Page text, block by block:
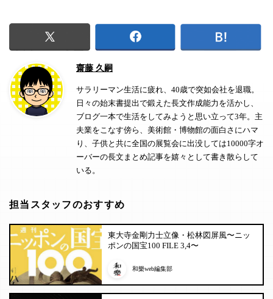
齋藤 久嗣
サラリーマン生活に疲れ、40歳で突如会社を退職。
日々の始末書提出で鍛えた長文作成能力を活かし、
ブログ一本で生活をしてみようと思い立って3年。主
夫業をこなす傍ら、美術館・博物館の面白さにハマ
り、子供と共に全国の展覧会に出没しては10000字オ
ーバーの長文まとめ記事を嬉々として書き散らして
いる。
担当スタッフのおすすめ
東大寺金剛力士立像・松林図屏風〜ニッ
ポンの国宝100 FILE 3,4〜
和樂web編集部